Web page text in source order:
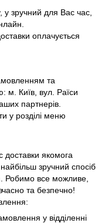
у зручний для Вас час,
оплачується
та
м. Київ, вул. Раїси
партнерів.
у розділі меню
якомога
зручний спосіб
Робимо все можливе,
та безпечно!
у відділенні